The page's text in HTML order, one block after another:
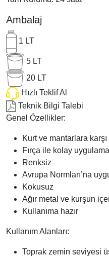
Ambalaj
1 LT
5 LT
20 LT
Hızlı Teklif Al
Teknik Bilgi Talebi
Genel Özellikler:
Kurt ve mantarlara
Fırça ile kolay uygulama
Renksiz
Avrupa Normları’na
Kokusuz
Ağır metal ve kurşun
Kullanıma hazır
Kullanım Alanları:
Toprak zemin seviyesi